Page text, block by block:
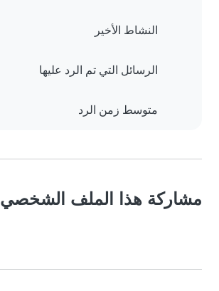
النشاط الأخير
الرسائل التي تم الرد عليها
متوسط زمن الرد
مشاركة هذا الملف الشخصي